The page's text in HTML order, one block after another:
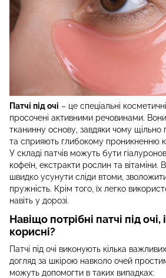
Патчі під очі – це спеціальні
просочені активними речовинами.
тканинну основу, завдяки чому щільно
та сприяють глибокому проникненню
У складі патчів можуть бути
кофеїн, екстракти рослин та
швидко усунути сліди втоми,
пружність. Крім того, їх легко
навіть у дорозі.
Навіщо потрібні патчі під очі,
корисні?
Патчі під очі виконують кілька
догляд за шкірою навколо очей
можуть допомогти в таких випадках: